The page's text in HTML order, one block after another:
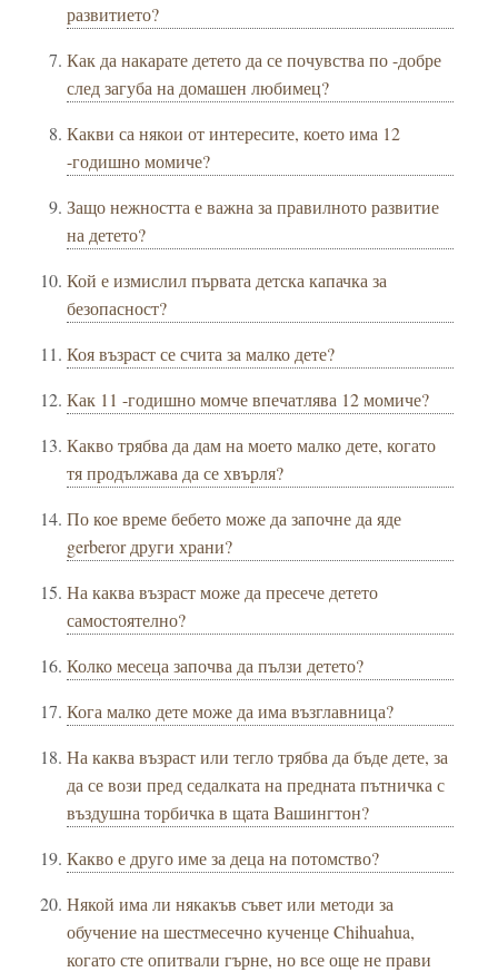
развитието?
Как да накарате детето да се почувства по -добре
след загуба на домашен любимец?
Какви са някои от интересите, което има 12
-годишно момиче?
Защо нежността е важна за правилното развитие
на детето?
Кой е измислил първата детска капачка за
безопасност?
Коя възраст се счита за малко дете?
Как 11 -годишно момче впечатлява 12 момиче?
Какво трябва да дам на моето малко дете, когато
тя продължава да се хвърля?
По кое време бебето може да започне да яде
gerberor други храни?
На каква възраст може да пресече детето
самостоятелно?
Колко месеца започва да пълзи детето?
Кога малко дете може да има възглавница?
На каква възраст или тегло трябва да бъде дете, за
да се вози пред седалката на предната пътничка с
въздушна торбичка в щата Вашингтон?
Какво е друго име за деца на потомство?
Някой има ли някакъв съвет или методи за
обучение на шестмесечно кученце Chihuahua,
когато сте опитвали гърне, но все още не прави